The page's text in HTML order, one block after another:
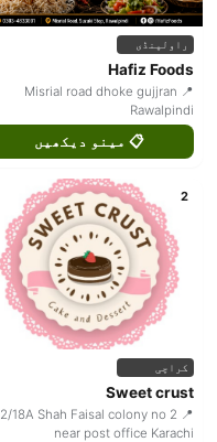
راولپنڈی
Hafiz Foods
📍 Misrial road dhoke gujjran
Rawalpindi
📋 مینو دیکھیں
2
کراچی
Sweet crust
📍 2/18A Shah Faisal colony no 2
near post office Karachi